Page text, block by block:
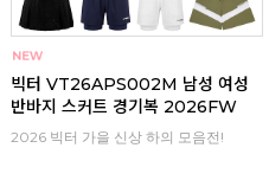
빅터 VT26APS002M 남성 여성
반바지 스커트 경기복 2026FW
2026 빅터 가을 신상 하의 모음전!